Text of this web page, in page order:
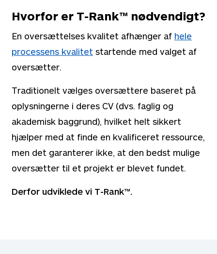
Hvorfor er T-Rank™ nødvendigt?
En oversættelses kvalitet afhænger af hele
processens kvalitet startende med valget af
oversætter.
Traditionelt vælges oversættere baseret på
oplysningerne i deres CV (dvs. faglig og
akademisk baggrund), hvilket helt sikkert
hjælper med at finde en kvalificeret ressource,
men det garanterer ikke, at den bedst mulige
oversætter til et projekt er blevet fundet.
Derfor udviklede vi T-Rank™.